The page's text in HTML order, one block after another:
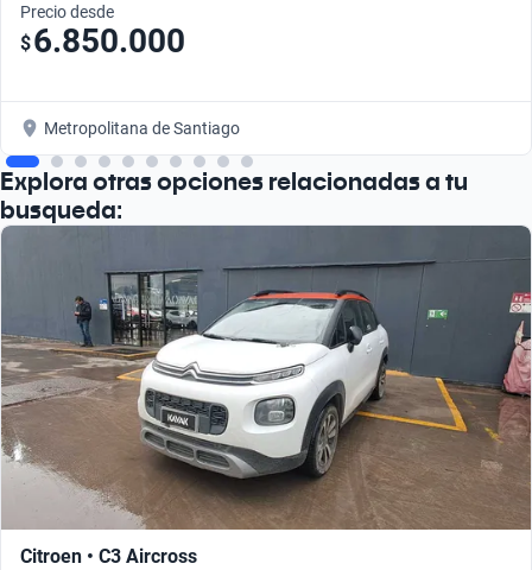
Precio desde
$6.850.000
Metropolitana de Santiago
Explora otras opciones relacionadas a tu
busqueda:
Citroen • C3 Aircross